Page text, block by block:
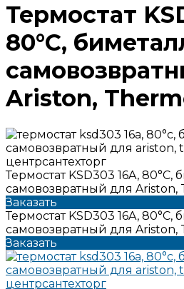
Термостат
80°С,
Ariston,
Термостат KSD303 16A, 80°С,
самовозвратный для Ariston,
Заказать
Термостат KSD303 16A, 80°С,
самовозвратный для Ariston,
Заказать